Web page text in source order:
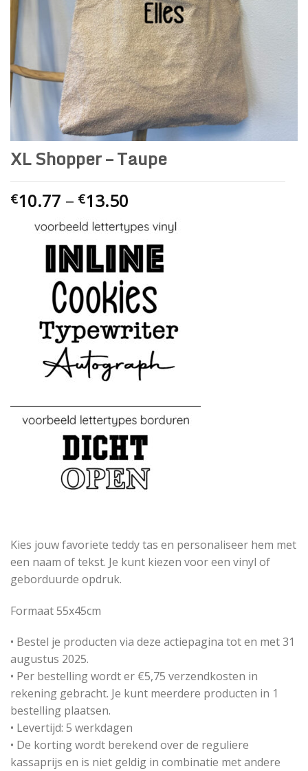
XL Shopper – Taupe
€10.77 – €13.50
Kies jouw favoriete teddy tas en personaliseer hem met
een naam of tekst. Je kunt kiezen voor een vinyl of
geborduurde opdruk.
Formaat 55x45cm
• Bestel je producten via deze actiepagina tot en met 31
augustus 2025.
• Per bestelling wordt er €5,75 verzendkosten in
rekening gebracht. Je kunt meerdere producten in 1
bestelling plaatsen.
• Levertijd: 5 werkdagen
• De korting wordt berekend over de reguliere
kassaprijs en is niet geldig in combinatie met andere